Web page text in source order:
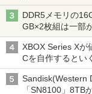
DDR5メモリの
GB×2枚組は一部
XBOX Series Xが
Cを自作するとい
ーム』】
Sandisk(Western
「SN8100」